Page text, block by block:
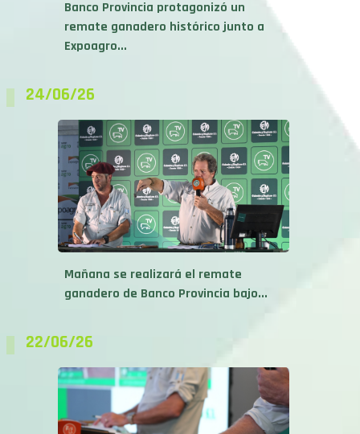
Banco Provincia protagonizó un
remate ganadero histórico junto a
Expoagro...
24/06/26
Mañana se realizará el remate
ganadero de Banco Provincia bajo...
22/06/26